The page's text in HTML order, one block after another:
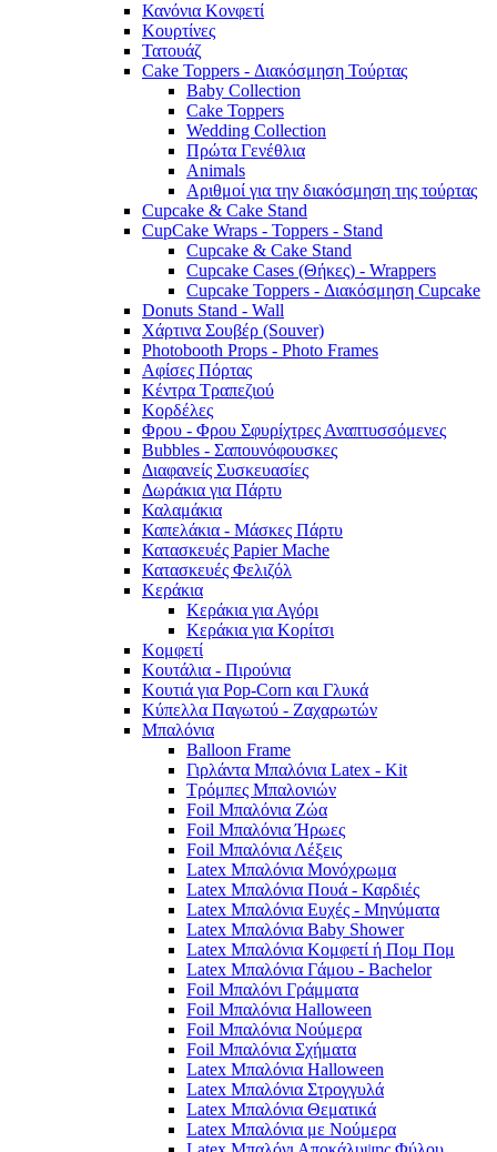
Κανόνια Κονφετί
Κουρτίνες
Τατουάζ
Cake Toppers - Διακόσμηση Τούρτας
Baby Collection
Cake Toppers
Wedding Collection
Πρώτα Γενέθλια
Animals
Αριθμοί για την διακόσμηση της τούρτας
Cupcake & Cake Stand
CupCake Wraps - Toppers - Stand
Cupcake & Cake Stand
Cupcake Cases (Θήκες) - Wrappers
Cupcake Toppers - Διακόσμηση Cupcake
Donuts Stand - Wall
Χάρτινα Σουβέρ (Souver)
Photobooth Props - Photo Frames
Αφίσες Πόρτας
Κέντρα Τραπεζιού
Κορδέλες
Φρου - Φρου Σφυρίχτρες Αναπτυσσόμενες
Bubbles - Σαπουνόφουσκες
Διαφανείς Συσκευασίες
Δωράκια για Πάρτυ
Καλαμάκια
Καπελάκια - Μάσκες Πάρτυ
Κατασκευές Papier Mache
Κατασκευές Φελιζόλ
Κεράκια
Κεράκια για Αγόρι
Κεράκια για Κορίτσι
Κομφετί
Κουτάλια - Πιρούνια
Κουτιά για Pop-Corn και Γλυκά
Κύπελλα Παγωτού - Ζαχαρωτών
Μπαλόνια
Balloon Frame
Γιρλάντα Μπαλόνια Latex - Kit
Τρόμπες Μπαλονιών
Foil Μπαλόνια Ζώα
Foil Μπαλόνια Ήρωες
Foil Μπαλόνια Λέξεις
Latex Μπαλόνια Μονόχρωμα
Latex Μπαλόνια Πουά - Καρδιές
Latex Μπαλόνια Ευχές - Μηνύματα
Latex Μπαλόνια Baby Shower
Latex Μπαλόνια Κομφετί ή Πομ Πομ
Latex Μπαλόνια Γάμου - Bachelor
Foil Μπαλόνι Γράμματα
Foil Μπαλόνια Halloween
Foil Μπαλόνια Νούμερα
Foil Μπαλόνια Σχήματα
Latex Μπαλόνια Halloween
Latex Μπαλόνια Στρογγυλά
Latex Μπαλόνια Θεματικά
Latex Μπαλόνια με Νούμερα